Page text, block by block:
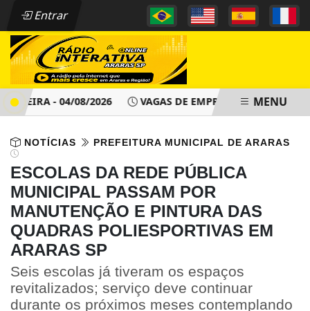
Entrar
FEIRA - 04/08/2026 VAGAS DE EMPREGO - PAT ARARAS
MENU
NOTÍCIAS PREFEITURA MUNICIPAL DE ARARAS
ESCOLAS DA REDE PÚBLICA
MUNICIPAL PASSAM POR
MANUTENÇÃO E PINTURA DAS
QUADRAS POLIESPORTIVAS EM
ARARAS SP
Seis escolas já tiveram os espaços
revitalizados; serviço deve continuar
durante os próximos meses contemplando